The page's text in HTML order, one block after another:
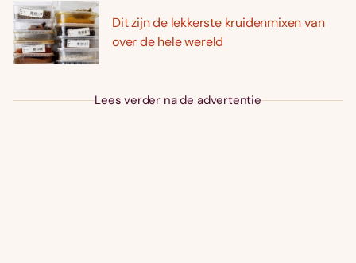
Dit zijn de lekkerste kruidenmixen van
over de hele wereld
Lees verder na de advertentie